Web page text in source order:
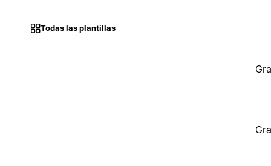
Todas las plantillas